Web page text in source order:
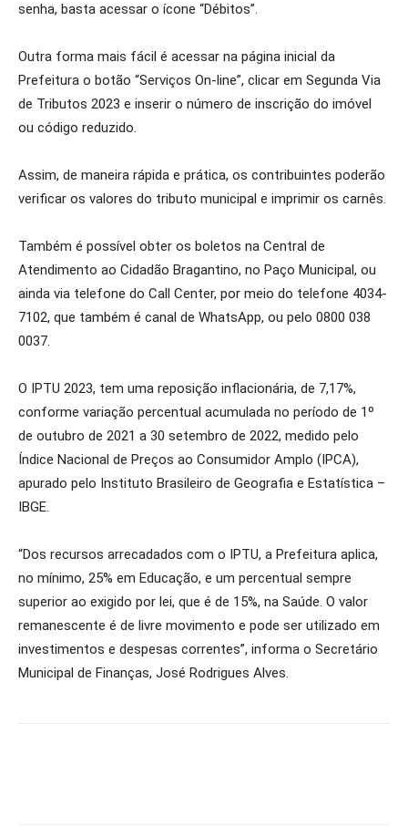
senha, basta acessar o ícone “Débitos”.
Outra forma mais fácil é acessar na página inicial da
Prefeitura o botão “Serviços On-line”, clicar em Segunda Via
de Tributos 2023 e inserir o número de inscrição do imóvel
ou código reduzido.
Assim, de maneira rápida e prática, os contribuintes poderão
verificar os valores do tributo municipal e imprimir os carnês.
Também é possível obter os boletos na Central de
Atendimento ao Cidadão Bragantino, no Paço Municipal, ou
ainda via telefone do Call Center, por meio do telefone 4034-
7102, que também é canal de WhatsApp, ou pelo 0800 038
0037.
O IPTU 2023, tem uma reposição inflacionária, de 7,17%,
conforme variação percentual acumulada no período de 1º
de outubro de 2021 a 30 setembro de 2022, medido pelo
Índice Nacional de Preços ao Consumidor Amplo (IPCA),
apurado pelo Instituto Brasileiro de Geografia e Estatística –
IBGE.
“Dos recursos arrecadados com o IPTU, a Prefeitura aplica,
no mínimo, 25% em Educação, e um percentual sempre
superior ao exigido por lei, que é de 15%, na Saúde. O valor
remanescente é de livre movimento e pode ser utilizado em
investimentos e despesas correntes”, informa o Secretário
Municipal de Finanças, José Rodrigues Alves.